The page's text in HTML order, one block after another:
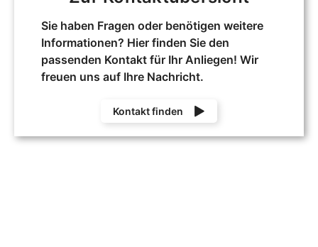
Sie haben Fragen oder benötigen weitere
Informationen? Hier finden Sie den
passenden Kontakt für Ihr Anliegen! Wir
freuen uns auf Ihre Nachricht.
Kontakt finden